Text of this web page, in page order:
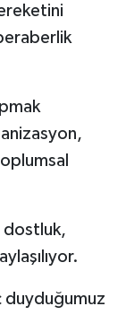
dostluk,
duyduğumuz